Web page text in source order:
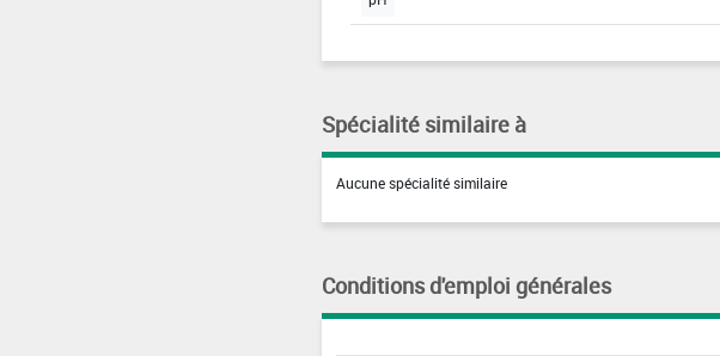
Spécialité similaire à
Aucune spécialité similaire
Conditions d'emploi générales